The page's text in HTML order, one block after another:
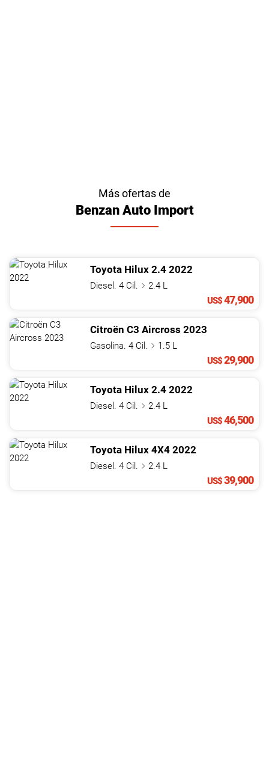
Más ofertas de
Benzan Auto Import
Toyota Hilux 2.4 2022
Diesel. 4 Cil.
2.4 L
US$47,900
Citroën C3 Aircross 2023
Gasolina. 4 Cil.
1.5 L
US$29,900
Toyota Hilux 2.4 2022
Diesel. 4 Cil.
2.4 L
US$46,500
Toyota Hilux 4X4 2022
Diesel. 4 Cil.
2.4 L
US$39,900